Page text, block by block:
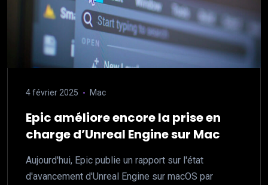
4 février 2025 Mac
Epic améliore encore la prise en
charge d’Unreal Engine sur Mac
Aujourd'hui, Epic publie un rapport sur l'état
d'avancement d'Unreal Engine sur macOS par